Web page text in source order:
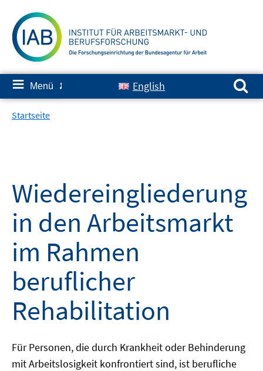
zum
Inhalt
≡ Menü ✘ English
Suchen nach:
Startseite
Wiedereingliederung
in den Arbeitsmarkt
im Rahmen
beruflicher
Rehabilitation
Für Personen, die durch Krankheit oder Behinderung
mit Arbeitslosigkeit konfrontiert sind, ist berufliche